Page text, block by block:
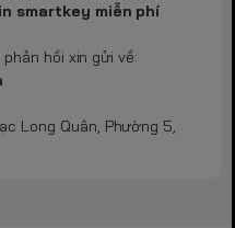
smartkey miễn phí
hồi xin gửi về:
Long Quân, Phường 5,